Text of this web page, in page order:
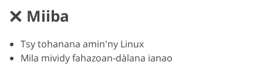
Miiba
Tsy tohanana amin'ny Linux
Mila mividy fahazoan-dàlana ianao